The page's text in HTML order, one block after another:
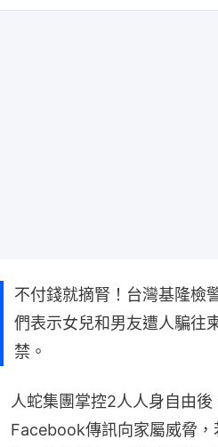
不付錢就摘腎！台灣基隆檢
們表示女兒和男友遭人騙往
禁。
人蛇集團掌控2人人身自由
Facebook傳訊向家屬威脅